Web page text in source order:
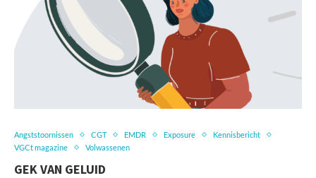
Angststoornissen CGT EMDR Exposure
Kennisbericht
VGCt magazine
Volwassenen
GEK VAN GELUID